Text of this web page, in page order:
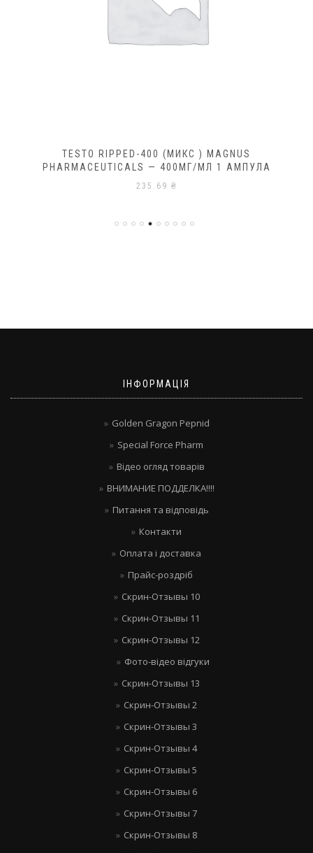
TESTO RIPPED-400 (МИКС ) MAGNUS
PHARMACEUTICALS — 400МГ/МЛ 1 АМПУЛА
235.69 ₴
ІНФОРМАЦІЯ
Golden Gragon Pepnid
Special Force Pharm
Відео огляд товарів
ВНИМАНИЕ ПОДДЕЛКА!!!!
Питання та відповідь
Контакти
Оплата і доставка
Прайс-роздріб
Скрин-Отзывы 10
Скрин-Отзывы 11
Скрин-Отзывы 12
Фото-відео відгуки
Скрин-Отзывы 13
Скрин-Отзывы 2
Скрин-Отзывы 3
Скрин-Отзывы 4
Скрин-Отзывы 5
Скрин-Отзывы 6
Скрин-Отзывы 7
Скрин-Отзывы 8